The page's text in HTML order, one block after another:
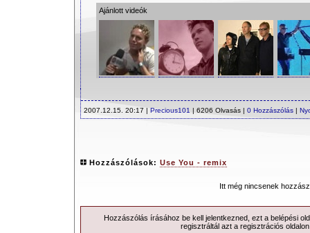
Ajánlott videók
2007.12.15. 20:17 | Precious101 | 6206 Olvasás | 0 Hozzászólás |
Hozzászólások: Use You - remix
Itt még nincsenek
Hozzászólás írásához be kell jelentkezned, ezt a belépési
regisztráltál azt a regisztrációs